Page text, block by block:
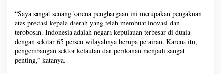
“Saya sangat senang karena penghargaan ini merupakan pengakuan
atas prestasi kepala daerah yang telah membuat inovasi dan
terobosan. Indonesia adalah negara kepulauan terbesar di dunia
dengan sekitar 65 persen wilayahnya berupa perairan. Karena itu,
pengembangan sektor kelautan dan perikanan menjadi sangat
penting,” katanya.